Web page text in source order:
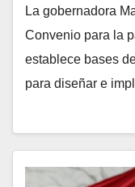
La gobernadora
Convenio para la
establece bases
para diseñar e